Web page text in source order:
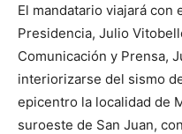
El mandatario viajará
Presidencia, Julio
Comunicación y Prensa,
interiorizarse del sismo
epicentro la localidad de
suroeste de San Juan,